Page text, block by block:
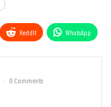
ReddIt WhatsApp
0 Comments